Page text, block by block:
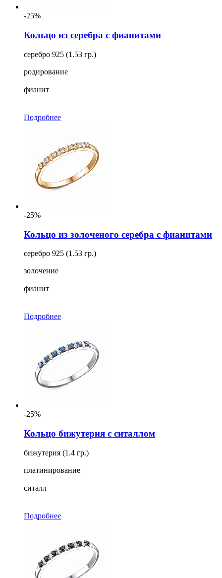
-25%
Кольцо из серебра с фианитами
серебро 925 (1.53 гр.)
родирование
фианит
Подробнее
-25%
Кольцо из золоченого серебра с фианитами
серебро 925 (1.53 гр.)
золочение
фианит
Подробнее
-25%
Кольцо бижутерия с ситаллом
бижутерия (1.4 гр.)
платинирование
ситалл
Подробнее